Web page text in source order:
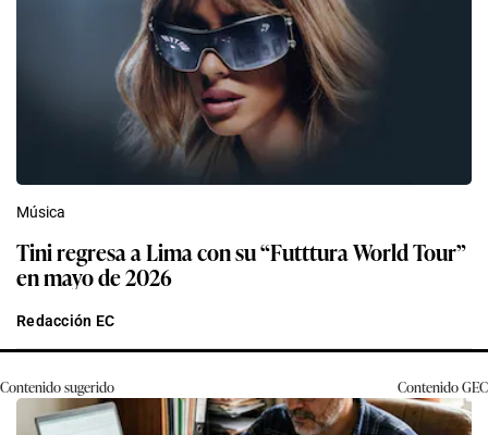
Música
Tini regresa a Lima con su “Futttura World Tour”
en mayo de 2026
Redacción EC
Contenido sugerido ContenidoGEC